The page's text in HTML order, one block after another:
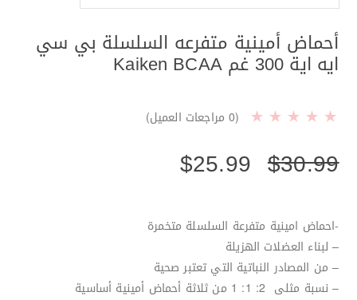
أحماض أمينية متفرعه السلسلة بي سي
ايه اية 300 غم Kaiken BCAA
(
0 مراجعات العميل)
$30.99
$25.99
-احماض امينية متفرعة السلسلة متخمرة
– لبناء العضلات الهزيلة
– من المصادر النباتية التي تعتبر صحية
– نسبة مثلى 2: 1: 1 من ثلاثة أحماض أمينية أساسية